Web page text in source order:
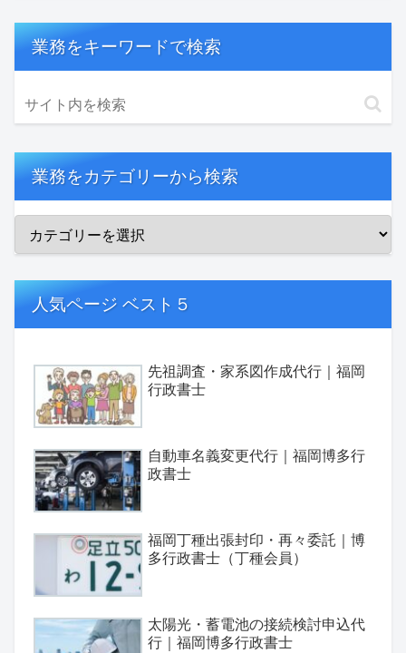
業務をキーワードで検索
業務をカテゴリーから検索
人気ページ ベスト５
先祖調査・家系図作成代行｜福岡
行政書士
自動車名義変更代行｜福岡博多行
政書士
福岡丁種出張封印・再々委託｜博
多行政書士（丁種会員）
太陽光・蓄電池の接続検討申込代
行｜福岡博多行政書士